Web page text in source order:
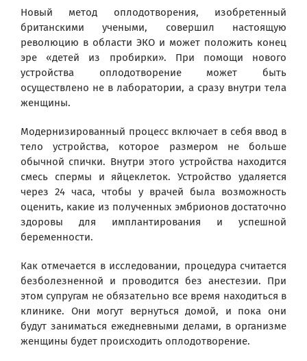
Новый метод оплодотворения, изобретенный
британскими учеными, совершил настоящую
революцию в области ЭКО и может положить конец
эре «детей из пробирки». При помощи нового
устройства оплодотворение может быть
осуществлено не в лаборатории, а сразу внутри тела
женщины.
Модернизированный процесс включает в себя ввод в
тело устройства, которое размером не больше
обычной спички. Внутри этого устройства находится
смесь спермы и яйцеклеток. Устройство удаляется
через 24 часа, чтобы у врачей была возможность
оценить, какие из полученных эмбрионов достаточно
здоровы для имплантирования и успешной
беременности.
Как отмечается в исследовании, процедура считается
безболезненной и проводится без анестезии. При
этом супругам не обязательно все время находиться в
клинике. Они могут вернуться домой, и пока они
будут заниматься ежедневными делами, в организме
женщины будет происходить оплодотворение.